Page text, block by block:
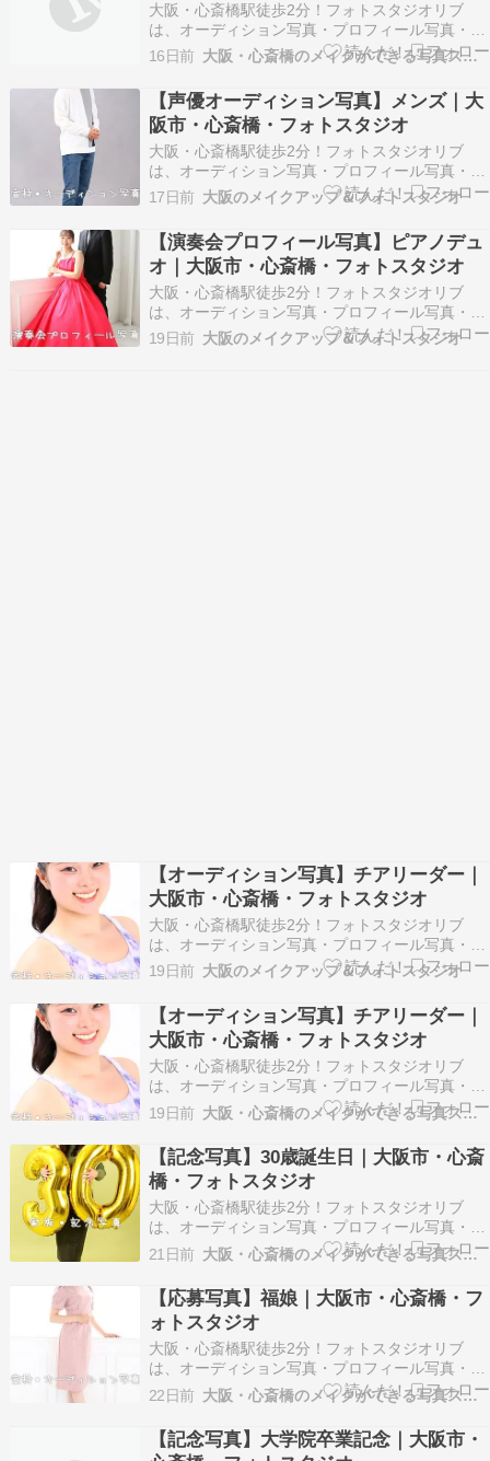
大阪・心斎橋駅徒歩2分！フォトスタジオリブ
は、オーディション写真・プロフィール写真・記
念写真やお見合い写真などナチュラルな大人の宣
材写真を得意とするフォトスタジオです。 ※以下
掲載のお写真はお客様に許可を得て掲載させてい
ただいております。 ※画像の転載はご遠慮くださ
い。 ご夫婦の…
16日前 大阪・心斎橋のメイクができる写真スタジオ
【声優オーディション写真】メンズ｜大
阪市・心斎橋・フォトスタジオ
大阪・心斎橋駅徒歩2分！フォトスタジオリブ
は、オーディション写真・プロフィール写真・記
念写真やお見合い写真などナチュラルな大人の宣
材写真を得意とするフォトスタジオです。 ※以下
掲載のお写真はお客様に許可を得て掲載させてい
ただいております。 ※画像の転載はご遠慮くださ
い。 声優オー…
17日前 大阪のメイクアップ＆フォトスタジオ
【演奏会プロフィール写真】ピアノデュ
オ｜大阪市・心斎橋・フォトスタジオ
大阪・心斎橋駅徒歩2分！フォトスタジオリブ
は、オーディション写真・プロフィール写真・記
念写真やお見合い写真などナチュラルな大人の宣
材写真を得意とするフォトスタジオです。 ※以下
19日前 大阪のメイクアップ＆フォトスタジオ
【オーディション写真】チアリーダー｜
大阪市・心斎橋・フォトスタジオ
大阪・心斎橋駅徒歩2分！フォトスタジオリブ
は、オーディション写真・プロフィール写真・記
念写真やお見合い写真などナチュラルな大人の宣
材写真を得意とするフォトスタジオです。 ※以下
掲載のお写真はお客様に許可を得て掲載させてい
ただいております。 ※画像の転載はご遠慮くださ
い。 チアオー…
19日前 大阪のメイクアップ＆フォトスタジオ
【オーディション写真】チアリーダー｜
大阪市・心斎橋・フォトスタジオ
大阪・心斎橋駅徒歩2分！フォトスタジオリブ
は、オーディション写真・プロフィール写真・記
念写真やお見合い写真などナチュラルな大人の宣
材写真を得意とするフォトスタジオです。 ※以下
掲載のお写真はお客様に許可を得て掲載させてい
ただいております。 ※画像の転載はご遠慮くださ
い。 チアオー…
19日前 大阪・心斎橋のメイクができる写真スタジオ
【記念写真】30歳誕生日｜大阪市・心斎
橋・フォトスタジオ
大阪・心斎橋駅徒歩2分！フォトスタジオリブ
は、オーディション写真・プロフィール写真・記
念写真やお見合い写真などナチュラルな大人の宣
材写真を得意とするフォトスタジオです。 ※以下
掲載のお写真はお客様に許可を得て掲載させてい
ただいております。 ※画像の転載はご遠慮くださ
い。 30歳の…
21日前 大阪・心斎橋のメイクができる写真スタジオ
【応募写真】福娘｜大阪市・心斎橋・フ
ォトスタジオ
大阪・心斎橋駅徒歩2分！フォトスタジオリブ
は、オーディション写真・プロフィール写真・記
念写真やお見合い写真などナチュラルな大人の宣
材写真を得意とするフォトスタジオです。 ※以下
掲載のお写真はお客様に許可を得て掲載させてい
ただいております。 ※画像の転載はご遠慮くださ
22日前 大阪・心斎橋のメイクができる写真スタジオ
【記念写真】大学院卒業記念｜大阪市・